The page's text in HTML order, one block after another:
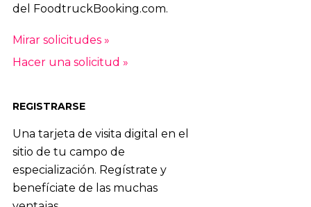
del FoodtruckBooking.com.
Mirar solicitudes »
Hacer una solicitud »
REGISTRARSE
Una tarjeta de visita digital en el
sitio de tu campo de
especialización. Regístrate y
benefíciate de las muchas